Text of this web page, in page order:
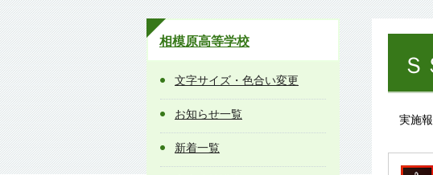
相模原高等学校
文字サイズ・色合い変更
お知らせ一覧
新着一覧
実施報